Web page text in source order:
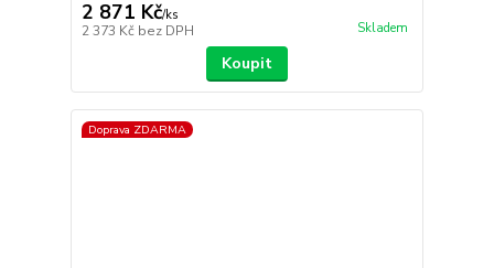
2 871 Kč/ks
2 373 Kč bez DPH Skladem
Koupit
Doprava ZDARMA